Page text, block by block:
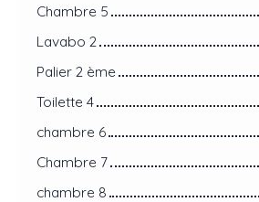
Chambre 5
Lavabo 2
Palier 2 ème
Toilette 4
chambre 6
Chambre 7
chambre 8